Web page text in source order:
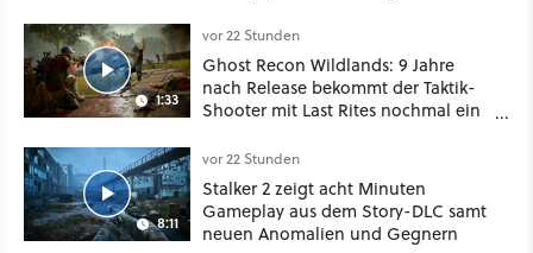
oder Diplomatie
1:33
vor 22 Stunden
Ghost Recon Wildlands: 9 Jahre
nach Release bekommt der Taktik-
Shooter mit Last Rites nochmal ein
8:11
vor 22 Stunden
Stalker 2 zeigt acht Minuten
Gameplay aus dem Story-DLC samt
neuen Anomalien und Gegnern